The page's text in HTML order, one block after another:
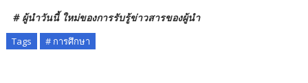
# ผู้นำวันนี้ ใหม่ของการรับรู้ข่าวสารของผู้นำ
Tags # การศึกษา